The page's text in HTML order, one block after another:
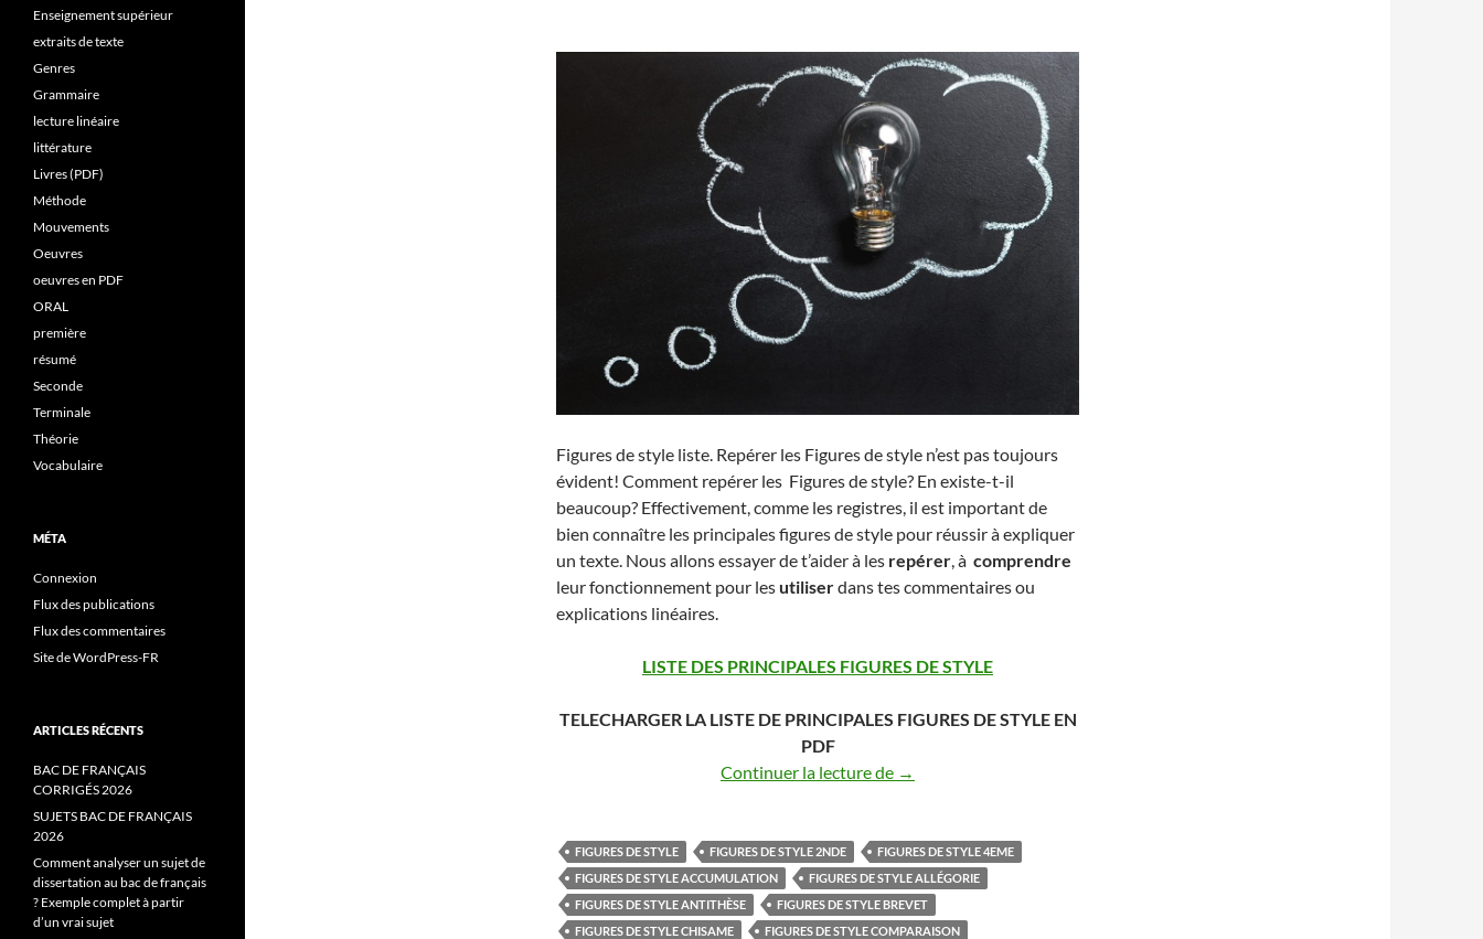
Figures de style liste. Repérer les Figures de style n’est pas toujours
évident! Comment repérer les Figures de style? En existe-t-il
beaucoup? Effectivement, comme les registres, il est important de
bien connaître les principales figures de style pour réussir à expliquer
un texte. Nous allons essayer de t’aider à les repérer, à comprendre
leur fonctionnement pour lesutiliserdans tes commentaires ou
explications linéaires.
LISTE DES PRINCIPALES FIGURES DE STYLE
TELECHARGER LA LISTE DE PRINCIPALES FIGURES DE STYLE EN
PDF
Continuer la lecture de Figures de style LISTE
→
FIGURES DE STYLE FIGURES DE STYLE 2NDE
FIGURES DE STYLE 4EME
FIGURES DE STYLE ACCUMULATION
FIGURES DE STYLE ALLÉGORIE
FIGURES DE STYLE ANTITHÈSE
FIGURES DE STYLE BREVET
FIGURES DE STYLE CHISAME
FIGURES DE STYLE COMPARAISON
Enseignement supérieur
extraits de texte
Genres
Grammaire
lecture linéaire
littérature
Livres (PDF)
Méthode
Mouvements
Oeuvres
oeuvres en PDF
ORAL
première
résumé
Seconde
Terminale
Théorie
Vocabulaire
MÉTA
Connexion
Flux des publications
Flux des commentaires
Site de WordPress-FR
ARTICLES RÉCENTS
BAC DE FRANÇAIS
CORRIGÉS 2026
SUJETS BAC DE FRANÇAIS
2026
Comment analyser un sujet de
dissertation au bac de français
? Exemple complet à partir
d’un vrai sujet